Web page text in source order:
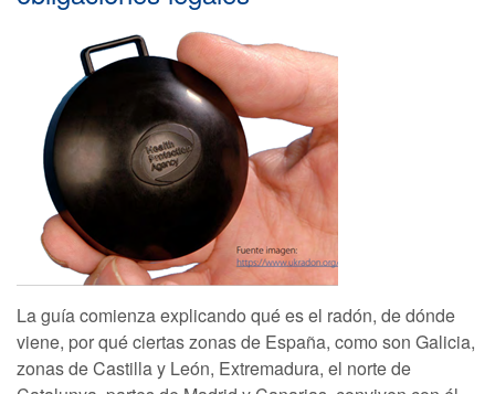
La guía comienza explicando qué es el radón, de dónde
viene, por qué ciertas zonas de España, como son Galicia,
zonas de Castilla y León, Extremadura, el norte de